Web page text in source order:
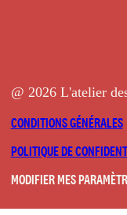
@ 2026 L'atelier
CONDITIONS GÉNÉRALES
POLITIQUE DE
MODIFIER MES